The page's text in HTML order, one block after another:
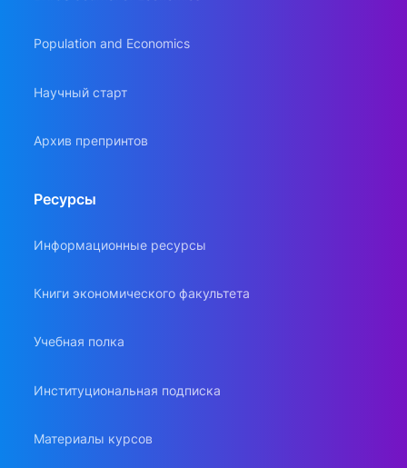
Population and Economics
Научный старт
Архив препринтов
Ресурсы
Информационные ресурсы
Книги экономического факультета
Учебная полка
Институциональная подписка
Материалы курсов